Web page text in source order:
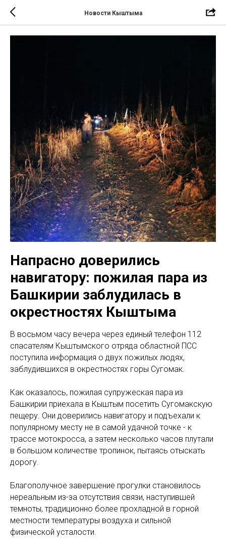
Новости Кыштыма
Напрасно доверились
навигатору: пожилая пара из
Башкирии заблудилась в
окрестностях Кыштыма
В восьмом часу вечера через единый телефон 112
спасателям Кыштымского отряда областной ПСС
поступила информация о двух пожилых людях,
заблудившихся в окрестностях горы Сугомак.
Как оказалось, пожилая супружеская пара из
Башкирии приехала в Кыштым посетить Сугомакскую
пещеру. Они доверились навигатору и подъехали к
популярному месту не в самой удачной точке - к
трассе мотокросса, а затем несколько часов плутали
в большом количестве тропинок, пытаясь отыскать
дорогу.
Благополучное завершение прогулки становилось
нереальным из-за отсутствия связи, наступившей
темноты, традиционно более прохладной в горной
местности температуры воздуха и сильной
физической усталости.